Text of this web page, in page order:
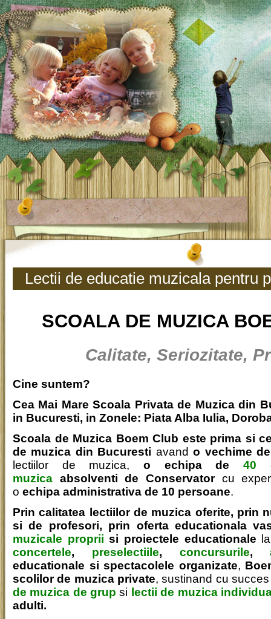
Lectii de educatie muzicala pentru
SCOALA DE MUZICA
Calitate, Seriozitate,
Cine suntem?
Cea Mai Mare Scoala Privata de Muzica din
in Bucuresti, in Zonele: Piata Alba Iulia,
Scoala de Muzica Boem Club este prima si
de muzica din Bucuresti avand o vechime
lectiilor de muzica, o echipa de
40
muzica absolventi de Conservatorcu
o echipa administrativa de 10 persoane.
Prin calitatea lectiilor de muzica oferite, prin
si de profesori, prin oferta educationala
muzicale propriisi proiectele educationale
concertele, preselectiile, concursurile,
educationale si spectacolele organizate,
scolilor de muzica private, sustinand cu
de muzica de grup si lectii de muzica
adulti.